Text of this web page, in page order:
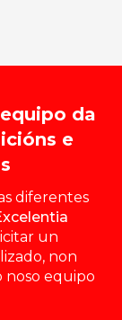
da
e
diferentes
un
non
equipo